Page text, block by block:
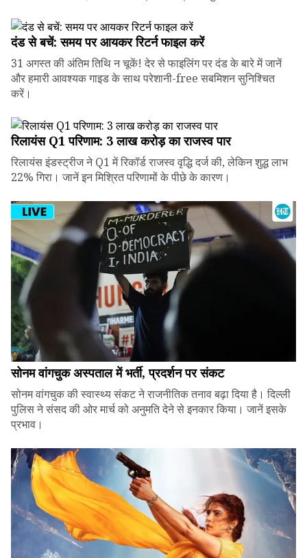
दंड से बचें: समय पर आयकर रिटर्न फाइल करें
31 अगस्त की अंतिम तिथि न चूकें! देर से फाइलिंग पर दंड के बारे में जानें
और हमारी आवश्यक गाइड के साथ परेशानी-free सबमिशन सुनिश्चित
करें।
रिलायंस Q1 परिणाम: ₹3 लाख करोड़ का राजस्व पार
रिलायंस इंडस्ट्रीज ने Q1 में रिकॉर्ड राजस्व वृद्धि दर्ज की, लेकिन शुद्ध लाभ
22% गिरा। जानें इन मिश्रित परिणामों के पीछे के कारण।
सोनम वांगचुक अस्पताल में भर्ती, प्रदर्शन पर संकट
सोनम वांगचुक की स्वास्थ्य संकट ने राजनीतिक तनाव बढ़ा दिया है। दिल्ली
पुलिस ने संसद की ओर मार्च को अनुमति देने से इनकार किया। जानें इसके
प्रभाव।